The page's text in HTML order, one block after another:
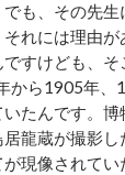
も、その先生
れには理由
すけども、そ
から1905年、
たんです。
居龍蔵が撮影
現像されてい